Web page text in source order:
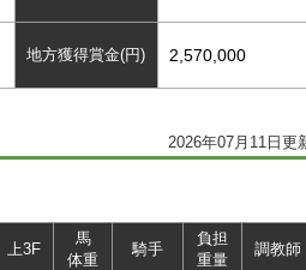
地方獲得賞金(円) 2,570,000
2026年07月11日更
上3F
馬
体重
騎手
負担
重量
調教師